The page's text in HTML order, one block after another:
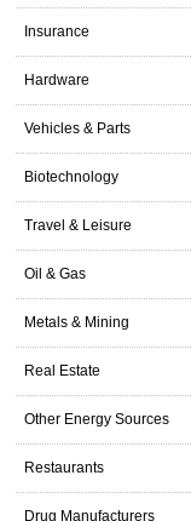
Insurance
Hardware
Vehicles & Parts
Biotechnology
Travel & Leisure
Oil & Gas
Metals & Mining
Real Estate
Other Energy Sources
Restaurants
Drug Manufacturers